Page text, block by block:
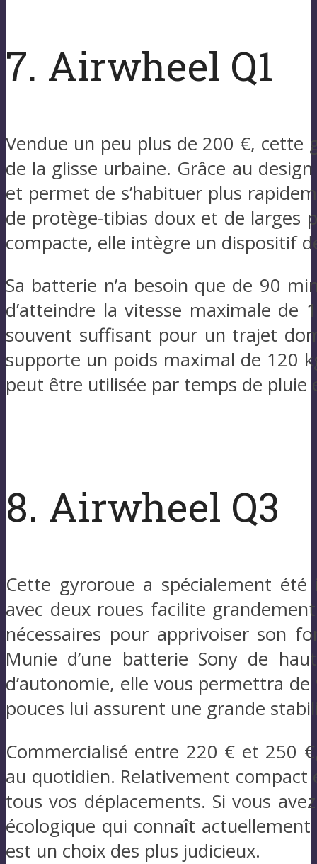
7. Airwheel Q1
Vendue un peu plus de 200 €, cette
de la glisse urbaine. Grâce au
et permet de s’habituer plus
de protège-tibias doux et de larges
compacte, elle intègre un dispositif
Sa batterie n’a besoin que de 90
d’atteindre la vitesse maximale
souvent suffisant pour un trajet
supporte un poids maximal de 120
peut être utilisée par temps de pluie
8. Airwheel Q3
Cette gyroroue a spécialement
avec deux roues facilite
nécessaires pour apprivoiser son
Munie d’une batterie Sony de
d’autonomie, elle vous permettra
pouces lui assurent une grande
Commercialisé entre 220 € et 250
au quotidien. Relativement
tous vos déplacements. Si vous
écologique qui connaît
est un choix des plus judicieux.